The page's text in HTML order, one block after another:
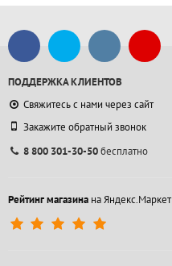
ПОДДЕРЖКА КЛИЕНТОВ
Свяжитесь с нами через сайт
Закажите обратный звонок
8 800 301-30-50бесплатно
Рейтинг магазинана Яндекс.Маркет